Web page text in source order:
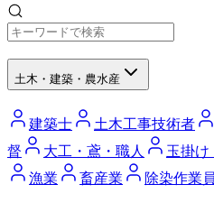
土木・建築・農水産
建築士 土木工事技術者
督
大工・鳶・職人 玉掛け
漁業
畜産業 除染作業員